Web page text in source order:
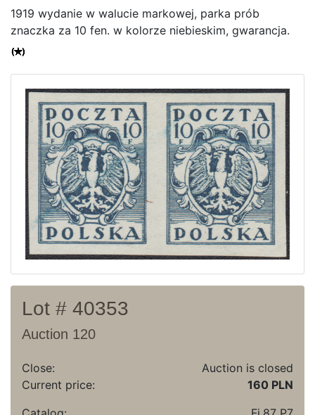
Home page
Current auction
Recent result
Archive
Regulation
Contact
1919 wydanie w walucie markowej, parka prób
znaczka za 10 fen. w kolorze niebieskim, gwarancja.
Lot # 40353
Auction 120
Close:
Auction is closed
Current price:
160 PLN